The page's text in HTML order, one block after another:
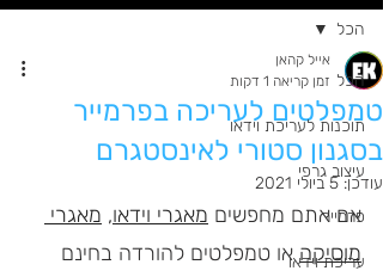
הכל
תוכנות לעריכת וידאו
עיצוב גרפי
פרמייר
עריכת וידאו
הכל
טמפלטים לעריכה בפרמייר
בסגנון סטורי לאינסטגרם
אייל קהאן
זמן קריאה 1 דקות
עודכן:5 ביולי 2021
אם אתם מחפשים מאגרי וידאו, מאגרי
מוסיקה או טמפלטים להורדה בחינם